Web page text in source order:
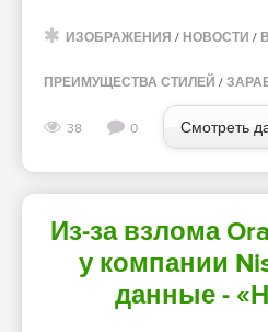
ИЗОБРАЖЕНИЯ / НОВОСТИ /
ПРЕИМУЩЕСТВА СТИЛЕЙ /
38 0 Смотреть
Из-за взлома
у компании
данные -